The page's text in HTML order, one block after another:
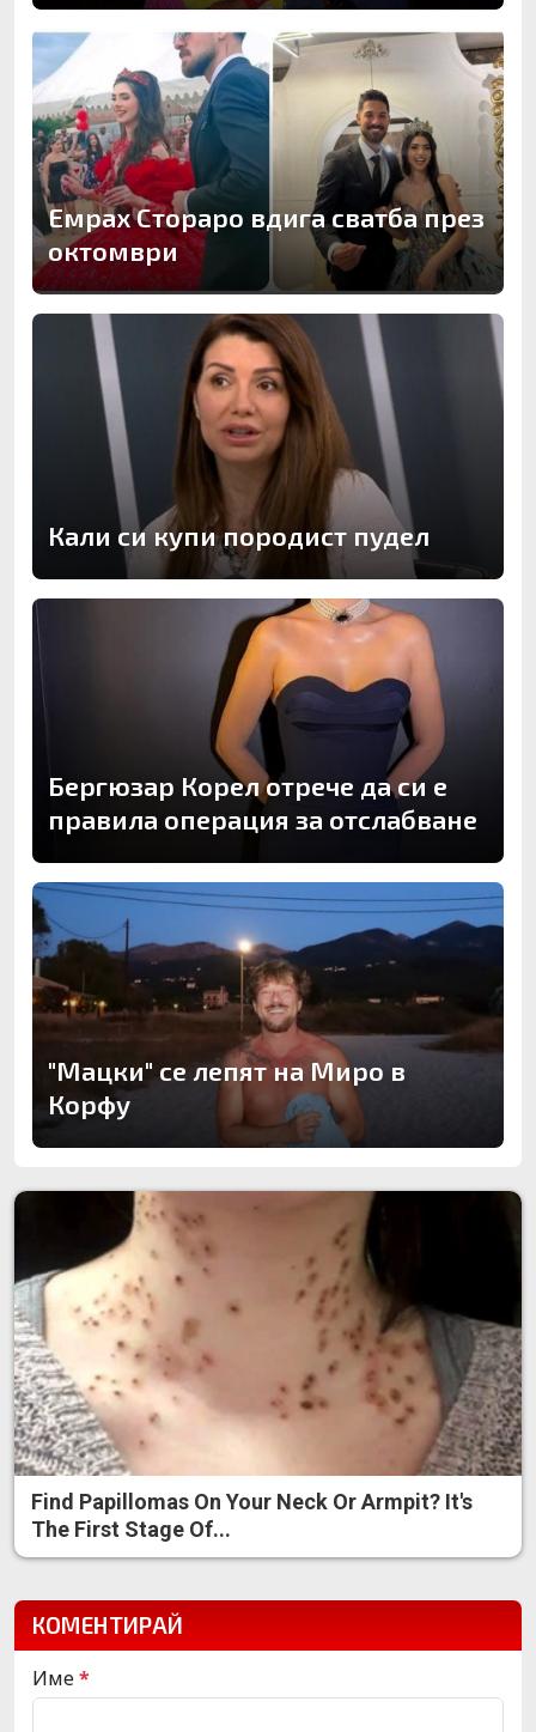
Емрах Стораро вдига сватба през
октомври
Кали си купи породист пудел
Бергюзар Корел отрече да си е
правила операция за отслабване
"Мацки" се лепят на Миро в
Корфу
Find Papillomas On Your Neck Or Armpit? It's
The First Stage Of...
КОМЕНТИРАЙ
Име*